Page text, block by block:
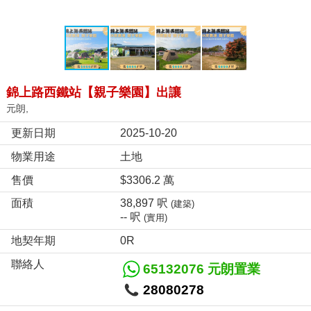
錦上路西鐵站【親子樂園】出讓
元朗,
更新日期
2025-10-20
物業用途
土地
售價
$3306.2 萬
面積
38,897 呎 (建築)
-- 呎 (實用)
地契年期
0R
聯絡人
65132076 元朗置業
28080278